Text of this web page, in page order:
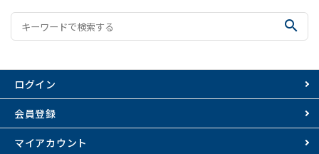
search
ログイン
会員登録
マイアカウント